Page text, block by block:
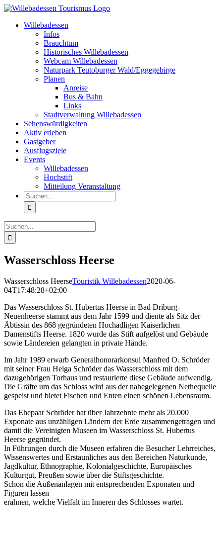
Zum
springenWillebadessen
Infos
Brauchtum
Historisches Willebadessen
Webcam Willebadessen
Naturpark Teutoburger Wald/Eggegebirge
Planen
Anreise
Bus & Bahn
Links
Stadtverwaltung Willebadessen
Sehenswürdigkeiten
Aktiv erleben
Gastgeber
Ausflugsziele
Events
Willebadessen
Hochstift
Mitteilung Veranstaltung
Suche
nach:
Suche
nach:
Wasserschloss Heerse
Wasserschloss HeerseTouristik Willebadessen2020-06-
04T17:48:28+02:00
Das Wasserschloss St. Hubertus Heerse in Bad Driburg-
Neuenheerse stammt aus dem Jahr 1599 und diente als Sitz der
Äbtissin des 868 gegründeten Hochadligen Kaiserlichen
Damenstifts Heerse. 1820 wurde das Stift aufgelöst und Gebäude
sowie Ländereien gelangten in private Hände.
Im Jahr 1989 erwarb Generalhonorarkonsul Manfred O. Schröder
mit seiner Frau Helga Schröder das Wasserschloss mit dem
dazugehörigen Torhaus und restaurierte diese Gebäude aufwendig.
Die Gräfte um das Schloss wird aus der nahegelegenen Nethequelle
gespeist und bietet Fischen und Enten einen schönen Lebensraum.
Das Ehepaar Schröder hat über Jahrzehnte mehr als 20.000
Exponate aus unzähligen Ländern der Erde zusammengetragen und
damit die Vereinigten Museen im Wasserschloss St. Hubertus
Heerse gegründet.
In Führungen durch die Museen erfahren die Besucher Lehrreiches,
Wissenswertes und Erstaunliches aus den Bereichen Naturkunde,
Jagdkultur, Ethnographie, Kolonialgeschichte, Europäisches
Kulturgut, Preußen sowie über die Stiftsgeschichte.
Schon die Außenanlagen mit entsprechenden Exponaten und
Figuren lassen
erahnen, welche Vielfalt im Inneren des Schlosses wartet.